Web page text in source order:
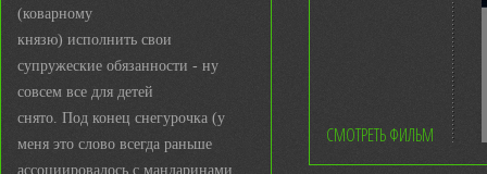
(коварному
князю) исполнить свои
супружеские обязанности - ну
совсем все для детей
снято. Под конец снегурочка (у
меня это слово всегда раньше
ассоциировалось с мандаринами,
СМОТРЕТЬ ФИЛЬМ